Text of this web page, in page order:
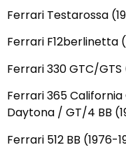
Ferrari Testarossa
Ferrari F12berlinetta
Ferrari 330 GTC/GTS
Ferrari 365
Daytona / GT/4 BB
Ferrari 512 BB (1976-